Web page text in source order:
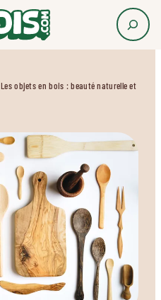
Les objets en bois : beauté naturelle et